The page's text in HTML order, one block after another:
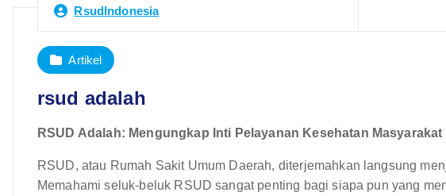
RsudIndonesia
Artikel
rsud adalah
RSUD Adalah: Mengungkap Inti Pelayanan Kesehatan
RSUD, atau Rumah Sakit Umum Daerah, diterjemahkan langsung
Memahami seluk-beluk RSUD sangat penting bagi siapa pun yang